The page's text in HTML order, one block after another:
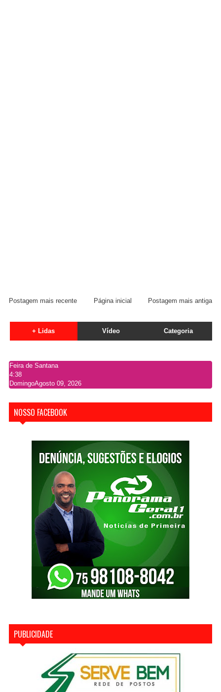
Postagem mais recente Postagem mais antiga
Página inicial
+ Lidas Vídeo Categoria
Feira de Santana
4:38
DomingoAgosto 09, 2026
NOSSO FACEBOOK
PUBLICIDADE